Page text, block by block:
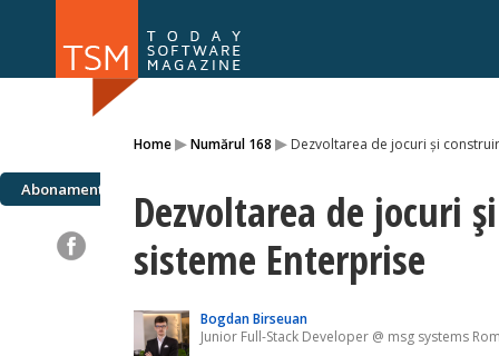
Home▸Numărul 168 ▸ Dezvoltarea de jocuri și
Abonamente
Dezvoltarea de jocuri
sisteme Enterprise
Bogdan Birseuan
Junior Full-Stack Developer @ msg systems